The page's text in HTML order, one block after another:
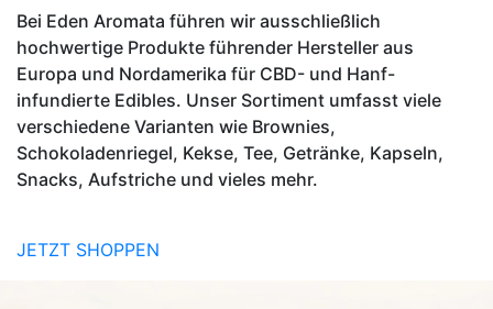
Bei Eden Aromata führen wir ausschließlich
hochwertige Produkte führender Hersteller aus
Europa und Nordamerika für CBD- und Hanf-
infundierte Edibles. Unser Sortiment umfasst viele
verschiedene Varianten wie Brownies,
Schokoladenriegel, Kekse, Tee, Getränke, Kapseln,
Snacks, Aufstriche und vieles mehr.
JETZT SHOPPEN